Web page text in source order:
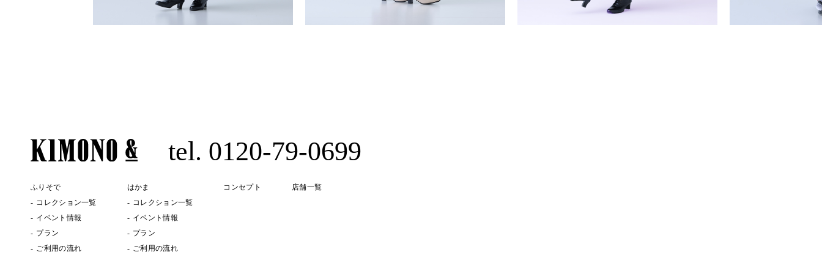
tel. 0120-79-0699
ふりそで
コレクション一覧
イベント情報
プラン
ご利用の流れ
はかま
コレクション一覧
イベント情報
プラン
ご利用の流れ
コンセプト 店舗一覧